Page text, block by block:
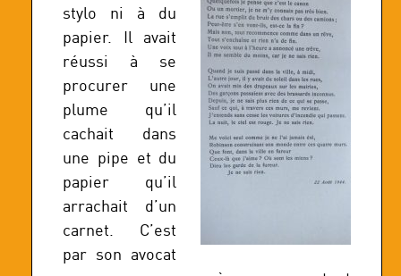
stylo ni à du
papier. Il avait
réussi à se
procurer une
plume qu’il
cachait dans
une pipe et du
papier qu’il
arrachait d’un
carnet. C’est
par son avocat